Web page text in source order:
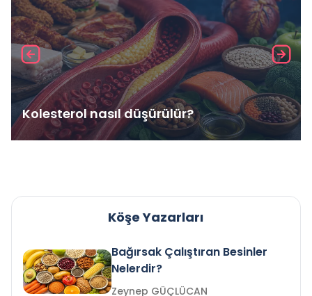
Kolesterol nasıl düşürülür?
Köşe Yazarları
Bağırsak Çalıştıran Besinler
Nelerdir?
Zeynep GÜÇLÜCAN